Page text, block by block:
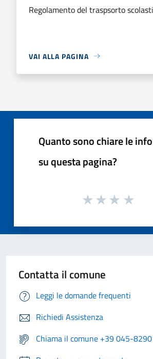
Regolamento del traspsorto
VAI ALLA PAGINA
Quanto sono chiare le
su questa pagina?
Contatta il comune
Leggi le domande frequenti
Richiedi Assistenza
Chiama il comune +39 045-